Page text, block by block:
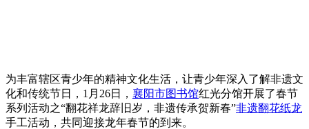
为丰富辖区青少年的精神文化生活，让青少年深入了解非遗文
化和传统节日，1月26日， 襄阳市图书馆红光分馆开展了春节
系列活动之“翻花祥龙辞旧岁，非遗传承贺新春”非遗翻花纸龙
手工活动，共同迎接龙年春节的到来。